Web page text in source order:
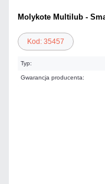
Molykote Multilub -
Kod: 35457
Typ:
Gwarancja producenta: